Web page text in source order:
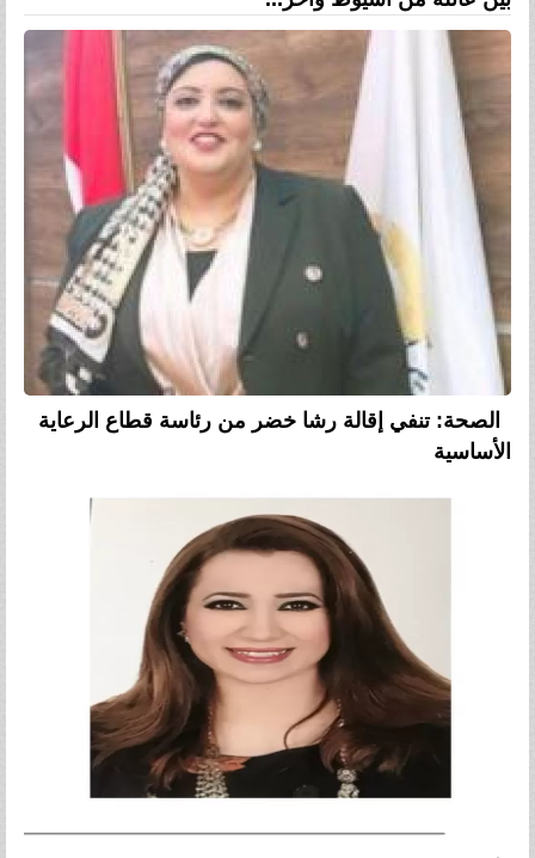
الصحة: تنفي إقالة رشا خضر من رئاسة قطاع الرعاية
الأساسية